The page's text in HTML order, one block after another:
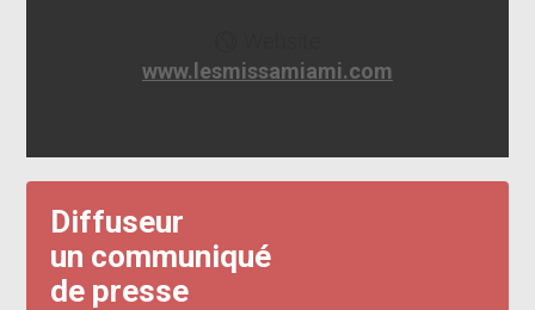
www.lesmissamiami.com
Diffuseur
un communiqué
de presse